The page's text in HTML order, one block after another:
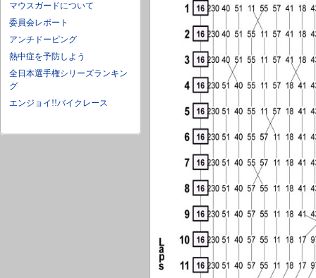
マウスガードについて
委員会レポート
アンチドーピング
熱中症を予防しよう
全日本選手権シリーズランキン
グ
エンジョイ!!バイクレース